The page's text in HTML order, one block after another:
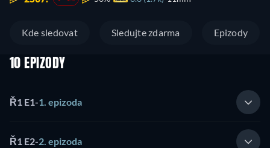
Kde sledovat Sledujte zdarma Epizody
10 EPIZODY
Ř1 E1-1. epizoda
Ř1 E2-2. epizoda